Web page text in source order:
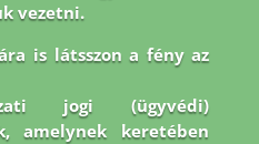
vezetni.
is látsszon a fény az
jogi (ügyvédi)
amelynek keretében